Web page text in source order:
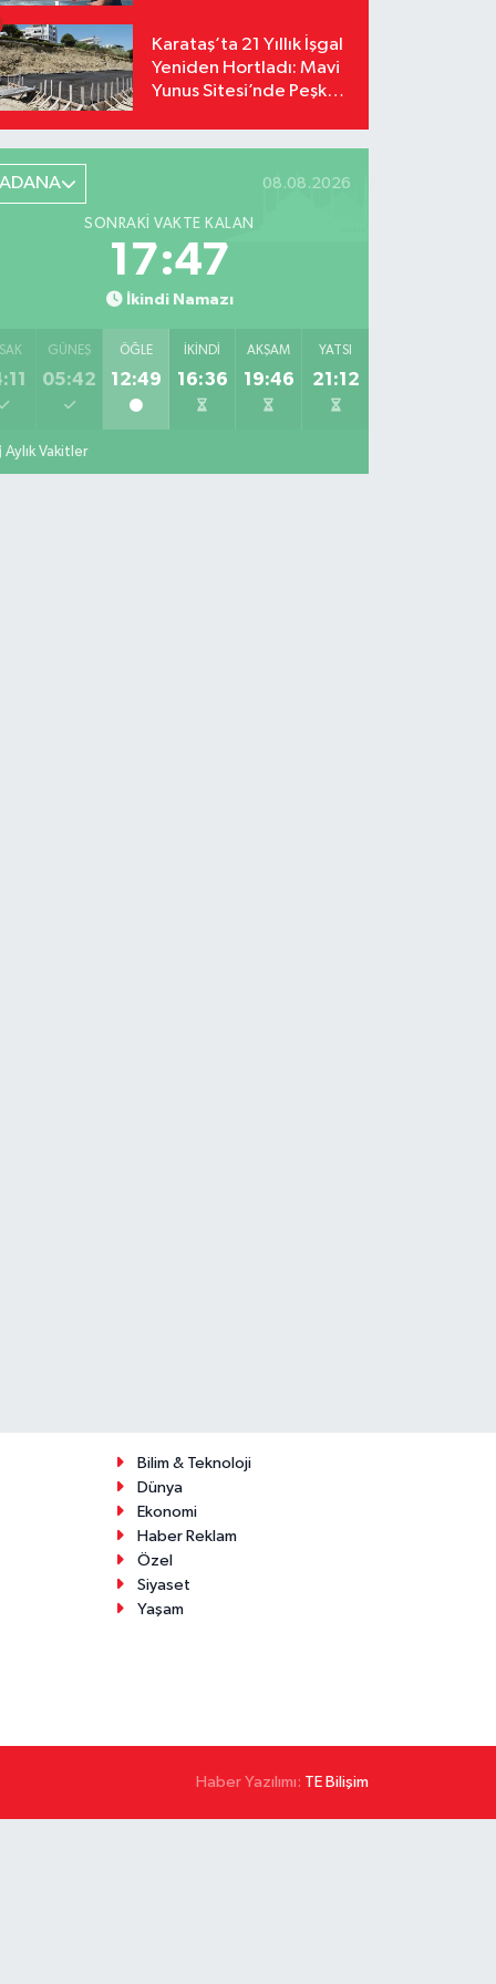
Karataş’ta 21 Yıllık İşgal
Yeniden Hortladı: Mavi
Yunus Sitesi’nde Peşkeş
ADANA 08.08.2026
SONRAKI VAKTE KALAN
17:46
İkindi Namazı
GÜNEŞ
05:42
ÖĞLE
12:49
İKINDI
16:36
AKŞAM
19:46
YATSI
21:12
Aylık Vakitler
Bilim & Teknoloji
Dünya
Ekonomi
Haber Reklam
Özel
Siyaset
Yaşam
Haber Yazılımı: TE Bilişim